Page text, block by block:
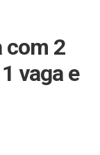
com 2
vaga e